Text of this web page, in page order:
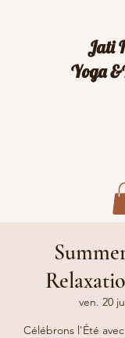
Jati
Yoga
ven. 20
Célébrons l'Été